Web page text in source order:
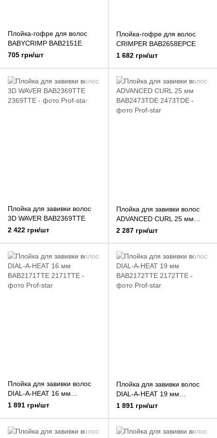
Плойка-гoфре для волос
BABYCRIMP BAB2151E
705 грн/шт
Плойка-гoфре для волос
CRIMPER BAB2658EPCE
1 682 грн/шт
Плойка для завивки волос
3D WAVER BAB2369TTE
2 422 грн/шт
Плойка для завивки волос
ADVANCED CURL 25 мм
BAB2473TDE
2 287 грн/шт
Плойка для завивки волос
DIAL-A-HEAT 16 мм
BAB2171TTE
1 891 грн/шт
Плойка для завивки волос
DIAL-A-HEAT 19 мм
BAB2172TTE
1 891 грн/шт